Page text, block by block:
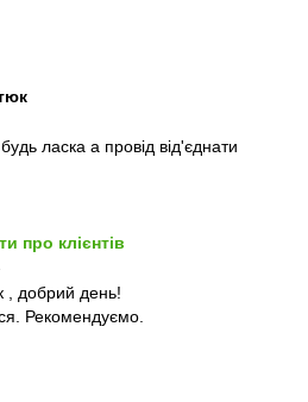
ласка а провід від'єднати
про клієнтів
, добрий день!
Рекомендуємо.